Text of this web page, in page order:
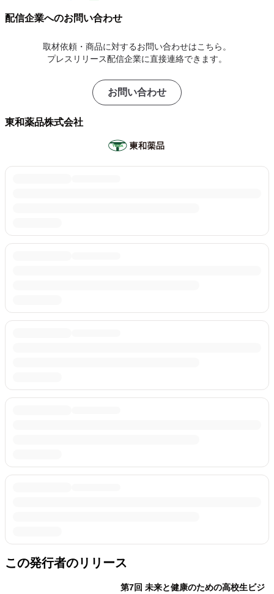
配信企業へのお問い合わせ
取材依頼・商品に対するお問い合わせはこちら。
プレスリリース配信企業に直接連絡できます。
お問い合わせ
東和薬品株式会社
この発行者のリリース
第7回 未来と健康のための高校生ビジ